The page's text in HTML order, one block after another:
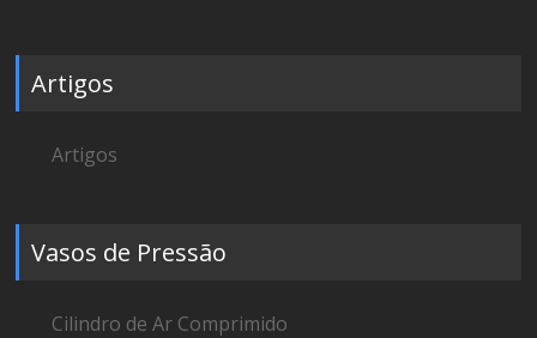
Artigos
Artigos
Vasos de Pressão
Cilindro de Ar Comprimido